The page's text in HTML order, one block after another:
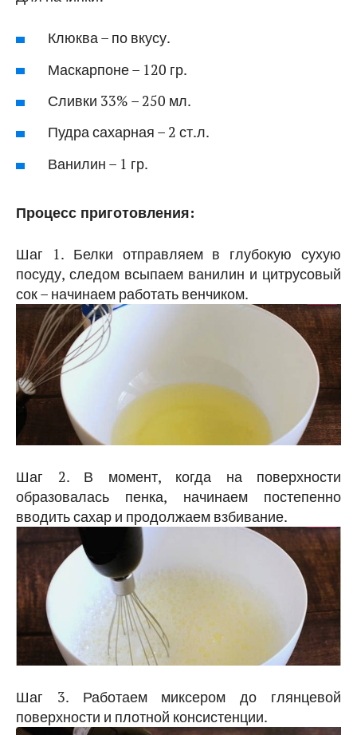
Клюква – по вкусу.
Маскарпоне – 120 гр.
Сливки 33% – 250 мл.
Пудра сахарная – 2 ст.л.
Ванилин – 1 гр.
Процесс приготовления:
Шаг 1. Белки отправляем в глубокую сухую
посуду, следом всыпаем ванилин и цитрусовый
сок – начинаем работать венчиком.
Шаг 2. В момент, когда на поверхности
образовалась пенка, начинаем постепенно
вводить сахар и продолжаем взбивание.
Шаг 3. Работаем миксером до глянцевой
поверхности и плотной консистенции.